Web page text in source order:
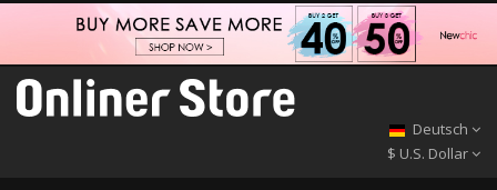
Deutsch
$ U.S. Dollar